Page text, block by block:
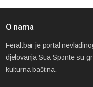
O nama
Feral.bar je portal
djelovanja Sua Sponte su
kulturna baština.